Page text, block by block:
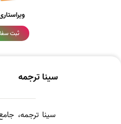
ثبت
سینا ترجمه
سینا ترجمه،